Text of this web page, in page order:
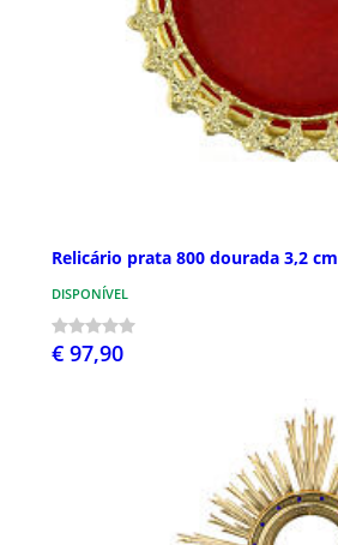
Relicário prata 800 dourada 3,2 cm
DISPONÍVEL
€ 97,90